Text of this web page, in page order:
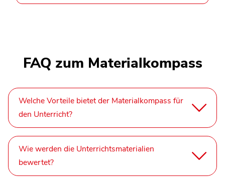
FAQ zum Materialkompass
Welche Vorteile bietet der Materialkompass für
den Unterricht?
Wie werden die Unterrichtsmaterialien
bewertet?